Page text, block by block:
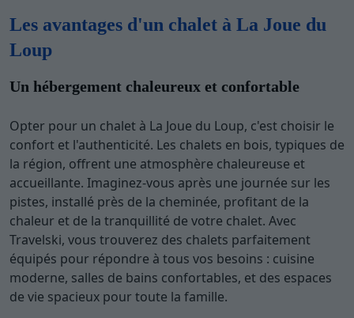
Les avantages d'un chalet à La Joue du
Loup
Un hébergement chaleureux et confortable
Opter pour un chalet à La Joue du Loup, c'est choisir le
confort et l'authenticité. Les chalets en bois, typiques de
la région, offrent une atmosphère chaleureuse et
accueillante. Imaginez-vous après une journée sur les
pistes, installé près de la cheminée, profitant de la
chaleur et de la tranquillité de votre chalet. Avec
Travelski, vous trouverez des chalets parfaitement
équipés pour répondre à tous vos besoins : cuisine
moderne, salles de bains confortables, et des espaces
de vie spacieux pour toute la famille.